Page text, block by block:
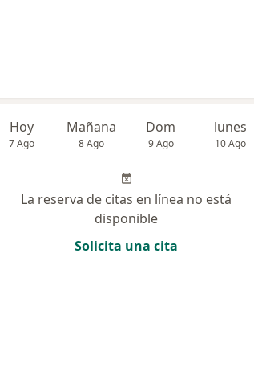
Hoy
7 Ago
Mañana
8 Ago
Dom
9 Ago
lunes
10 Ago
La reserva de citas en línea no está
disponible
Solicita una cita